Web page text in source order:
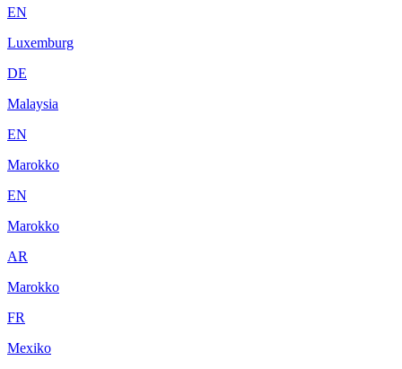
EN
Luxemburg
DE
Malaysia
EN
Marokko
EN
Marokko
AR
Marokko
FR
Mexiko